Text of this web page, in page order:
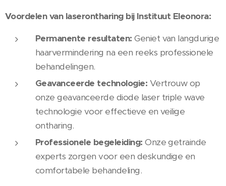
Voordelen van laserontharing bij Instituut Eleonora:
Permanente resultaten: Geniet van langdurige
haarvermindering na een reeks professionele
behandelingen.
Geavanceerde technologie: Vertrouw op
onze geavanceerde diode laser triple wave
technologie voor effectieve en veilige
ontharing.
Professionele begeleiding: Onze getrainde
experts zorgen voor een deskundige en
comfortabele behandeling.